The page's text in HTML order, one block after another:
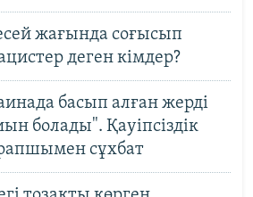
жағында соғысып
деген кімдер?
басып алған жерді
болады". Қауіпсіздік
сұхбат